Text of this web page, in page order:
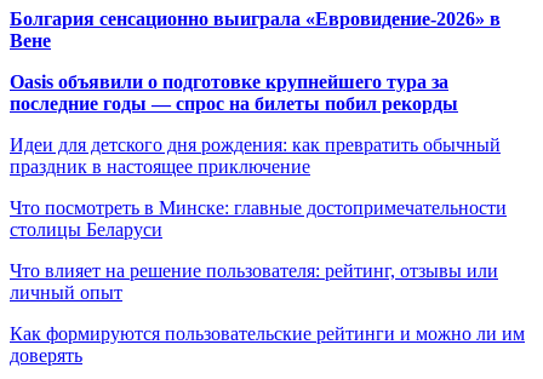
Болгария сенсационно выиграла «Евровидение-2026» в
Вене
Oasis объявили о подготовке крупнейшего тура за
последние годы — спрос на билеты побил рекорды
Идеи для детского дня рождения: как превратить обычный
праздник в настоящее приключение
Что посмотреть в Минске: главные достопримечательности
столицы Беларуси
Что влияет на решение пользователя: рейтинг, отзывы или
личный опыт
Как формируются пользовательские рейтинги и можно ли им
доверять